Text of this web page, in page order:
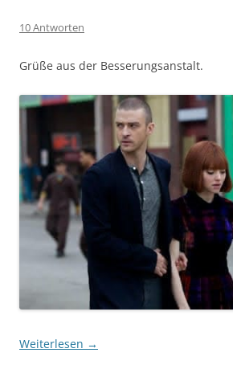
10 Antworten
Grüße aus der Besserungsanstalt.
Weiterlesen →